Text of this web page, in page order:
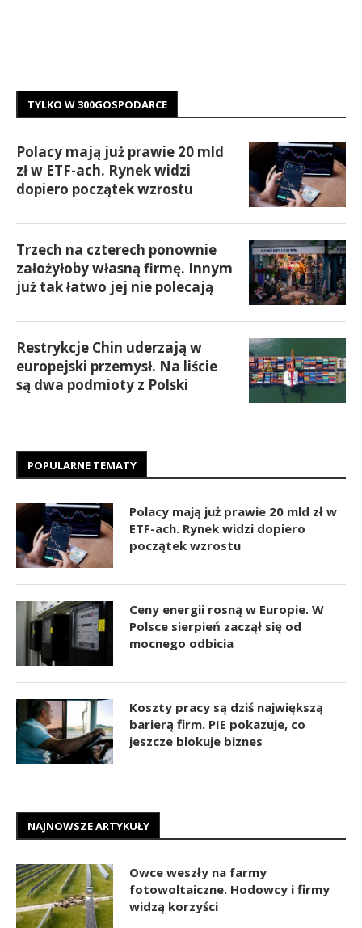
TYLKO W 300GOSPODARCE
Polacy mają już prawie 20 mld
zł w ETF-ach. Rynek widzi
dopiero początek wzrostu
Trzech na czterech ponownie
założyłoby własną firmę. Innym
już tak łatwo jej nie polecają
Restrykcje Chin uderzają w
europejski przemysł. Na liście
są dwa podmioty z Polski
POPULARNE TEMATY
Polacy mają już prawie 20 mld zł w
ETF-ach. Rynek widzi dopiero
początek wzrostu
Ceny energii rosną w Europie. W
Polsce sierpień zaczął się od
mocnego odbicia
Koszty pracy są dziś największą
barierą firm. PIE pokazuje, co
jeszcze blokuje biznes
NAJNOWSZE ARTYKUŁY
Owce weszły na farmy
fotowoltaiczne. Hodowcy i firmy
widzą korzyści